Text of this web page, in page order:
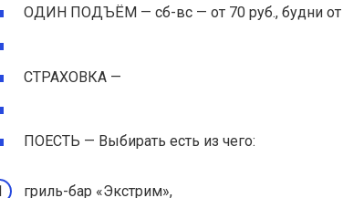
ОДИН ПОДЪЁМ — сб-вс — от 70 руб., будни от
СТРАХОВКА —
ПОЕСТЬ — Выбирать есть из чего:
гриль-бар «Экстрим»,